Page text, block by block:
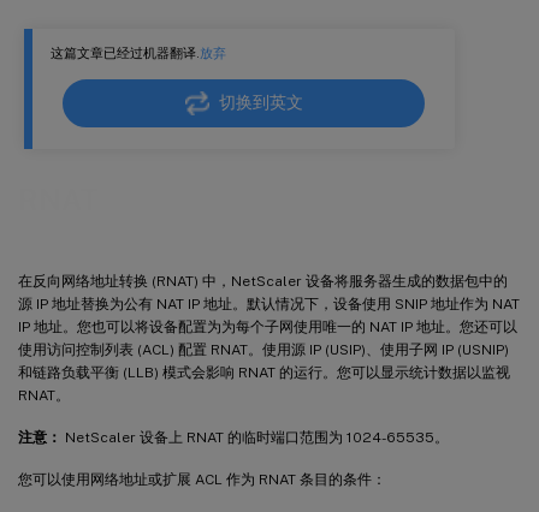
这篇文章已经过机器翻译.放弃
切换到英文
在反向网络地址转换 (RNAT) 中，NetScaler 设备将服务器生成的数据包中的
源 IP 地址替换为公有 NAT IP 地址。默认情况下，设备使用 SNIP 地址作为 NAT
IP 地址。您也可以将设备配置为为每个子网使用唯一的 NAT IP 地址。您还可以
使用访问控制列表 (ACL) 配置 RNAT。使用源 IP (USIP)、使用子网 IP (USNIP)
和链路负载平衡 (LLB) 模式会影响 RNAT 的运行。您可以显示统计数据以监视
RNAT。
注意： NetScaler 设备上 RNAT 的临时端口范围为 1024-65535。
您可以使用网络地址或扩展 ACL 作为 RNAT 条目的条件：
RNAT 的状态连接故障转移
为与服务器的 RNAT 连接保留源端口
删除 RNAT 会话